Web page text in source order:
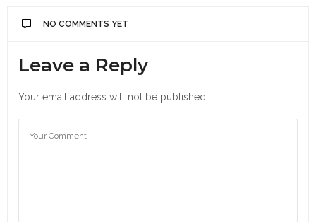
NO COMMENTS YET
Leave a Reply
Your email address will not be published.